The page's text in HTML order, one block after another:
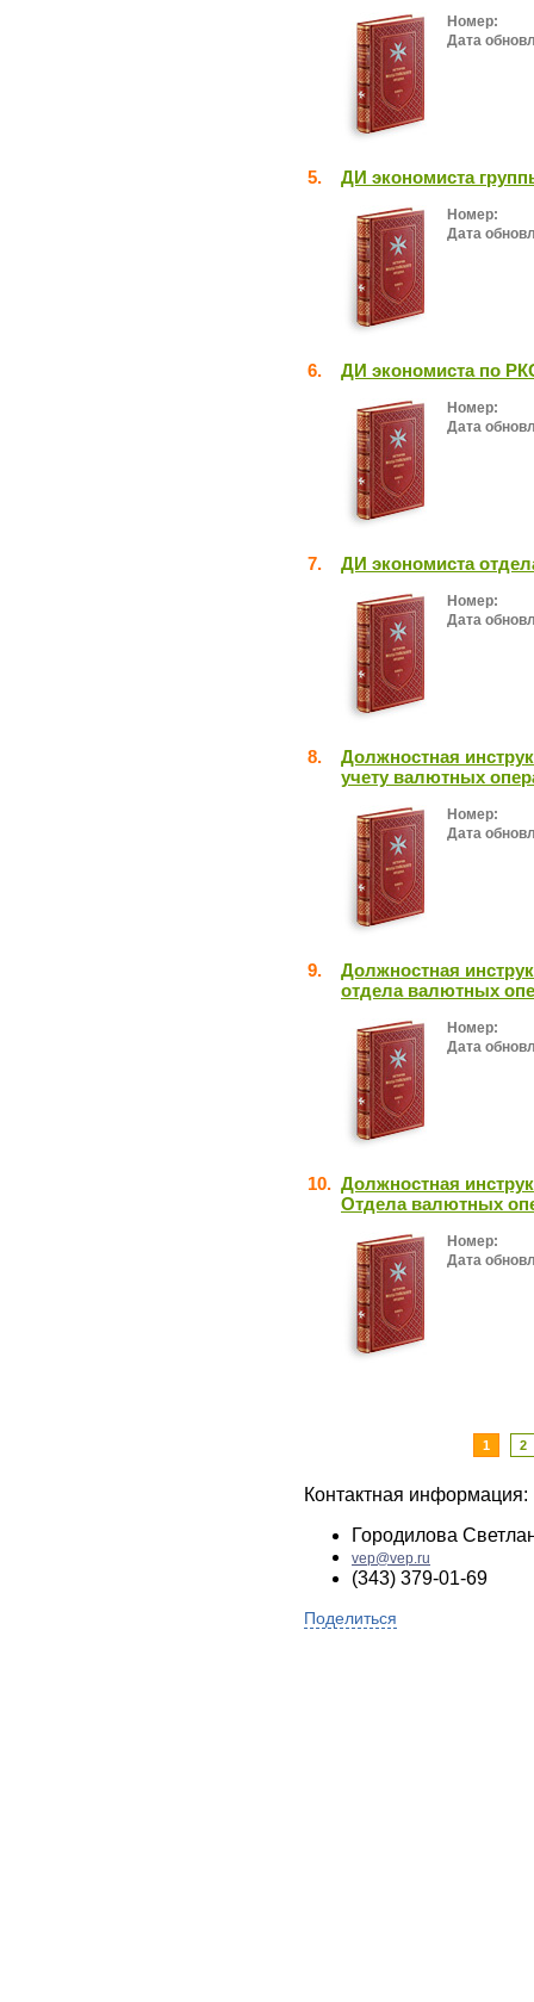
Номер:
Дата
5. ДИ экономиста
Номер:
Дата
6. ДИ экономиста по
Номер:
Дата
7. ДИ экономиста
Номер:
Дата
8.
Должностная
учету валютных
Номер:
Дата
9.
Должностная
отдела валютных
Номер:
Дата
10. Должностная
Отдела валютных
Номер:
Дата
1 2
Контактная информация:
Городилова
vep@vep.ru
(343) 379-01-69
Поделиться